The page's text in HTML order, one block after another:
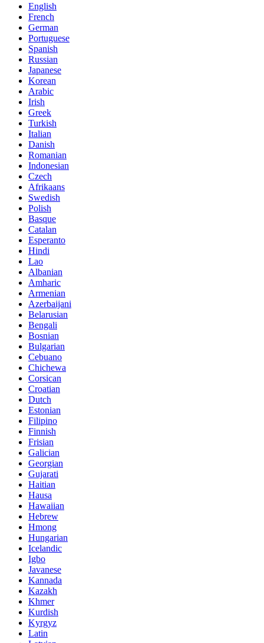
English
French
German
Portuguese
Spanish
Russian
Japanese
Korean
Arabic
Irish
Greek
Turkish
Italian
Danish
Romanian
Indonesian
Czech
Afrikaans
Swedish
Polish
Basque
Catalan
Esperanto
Hindi
Lao
Albanian
Amharic
Armenian
Azerbaijani
Belarusian
Bengali
Bosnian
Bulgarian
Cebuano
Chichewa
Corsican
Croatian
Dutch
Estonian
Filipino
Finnish
Frisian
Galician
Georgian
Gujarati
Haitian
Hausa
Hawaiian
Hebrew
Hmong
Hungarian
Icelandic
Igbo
Javanese
Kannada
Kazakh
Khmer
Kurdish
Kyrgyz
Latin